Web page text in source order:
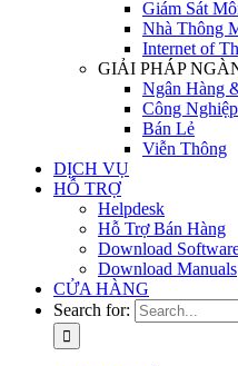
Giám Sát
Nhà Thông
Internet of
GIẢI PHÁP
Ngân Hàng
Công Nghiệp
Bán Lẻ
Viễn Thông
DỊCH VỤ
HỖ TRỢ
Helpdesk
Hỗ Trợ Bán Hàng
Download
Download Manuals
CỬA HÀNG
Search for: